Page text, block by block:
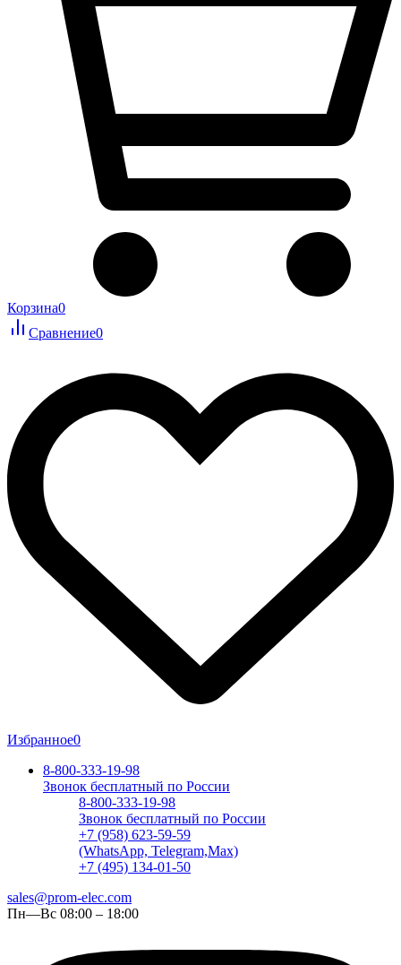
Корзина0
Сравнение0
Избранное0
8-800-333-19-98
Звонок бесплатный по России
8-800-333-19-98
Звонок бесплатный по России
+7 (958) 623-59-59
(WhatsApp, Telegram,Max)
+7 (495) 134-01-50
sales@prom-elec.com
Пн—Вс 08:00 – 18:00